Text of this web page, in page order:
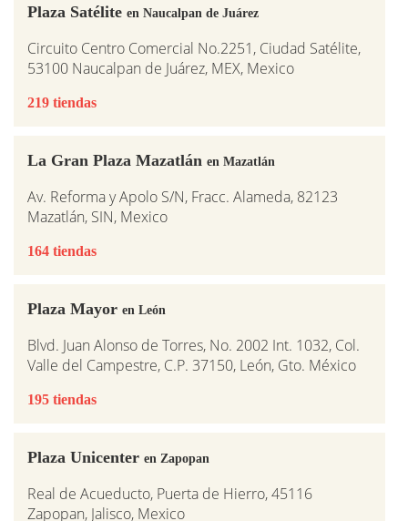
Plaza Satélite en Naucalpan de Juárez
Circuito Centro Comercial No.2251, Ciudad Satélite,
53100 Naucalpan de Juárez, MEX, Mexico
219 tiendas
La Gran Plaza Mazatlán en Mazatlán
Av. Reforma y Apolo S/N, Fracc. Alameda, 82123
Mazatlán, SIN, Mexico
164 tiendas
Plaza Mayor en León
Blvd. Juan Alonso de Torres, No. 2002 Int. 1032, Col.
Valle del Campestre, C.P. 37150, León, Gto. México
195 tiendas
Plaza Unicenter en Zapopan
Real de Acueducto, Puerta de Hierro, 45116
Zapopan, Jalisco, Mexico